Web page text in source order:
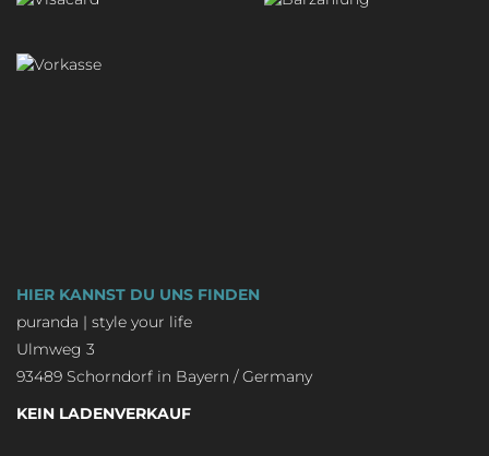
HIER KANNST DU UNS FINDEN
puranda | style your life
Ulmweg 3
93489 Schorndorf in Bayern / Germany
KEIN LADENVERKAUF